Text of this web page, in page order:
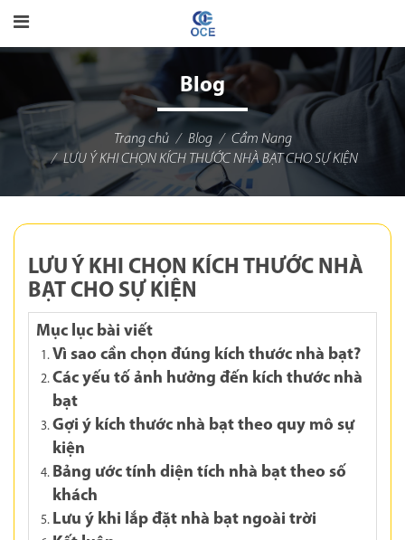
Blog
Trang chủ Blog
Cẩm Nang
LƯU Ý KHI CHỌN KÍCH THƯỚC NHÀ BẠT CHO SỰ KIỆN
LƯU Ý KHI CHỌN KÍCH THƯỚC NHÀ
BẠT CHO SỰ KIỆN
Mục lục bài viết
Vì sao cần chọn đúng kích thước nhà bạt?
Các yếu tố ảnh hưởng đến kích thước nhà
bạt
Gợi ý kích thước nhà bạt theo quy mô sự
kiện
Bảng ước tính diện tích nhà bạt theo số
khách
Lưu ý khi lắp đặt nhà bạt ngoài trời